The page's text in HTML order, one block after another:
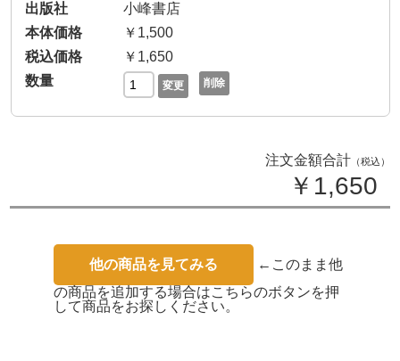
小峰書店
￥1,500
￥1,650
変更 削除
注文金額合計（税込）
￥1,650
他の商品を見てみる
←このまま他
の商品を追加する場合はこちらのボタンを押
して商品をお探しください。